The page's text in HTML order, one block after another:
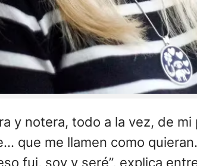
y notera, todo a la vez, de mi
que me llamen como
fui, soy y seré”, explica